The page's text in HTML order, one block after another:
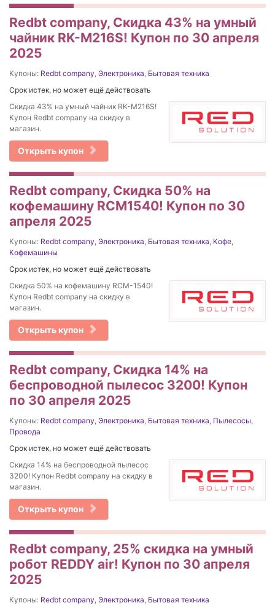
Redbt company, Скидка 43% на умный
чайник RK-M216S! Купон по 30 апреля
2025
Купоны: Redbt company, Электроника, Бытовая техника
Срок истек, но может ещё действовать
Скидка 43% на умный чайник RK-M216S!
Купон Redbt company на скидку в
магазин.
Открыть купон
Redbt company, Скидка 50% на
кофемашину RCM1540! Купон по 30
апреля 2025
Купоны: Redbt company, Электроника, Бытовая техника, Кофе,
Кофемашины
Срок истек, но может ещё действовать
Скидка 50% на кофемашину RCM-1540!
Купон Redbt company на скидку в
магазин.
Открыть купон
Redbt company, Cкидка 14% на
беспроводной пылесос 3200! Купон
по 30 апреля 2025
Купоны: Redbt company, Электроника, Бытовая техника, Пылесосы,
Провода
Срок истек, но может ещё действовать
Cкидка 14% на беспроводной пылесос
3200! Купон Redbt company на скидку в
магазин.
Открыть купон
Redbt company, 25% скидка на умный
робот REDDY air! Купон по 30 апреля
2025
Купоны: Redbt company, Электроника, Бытовая техника